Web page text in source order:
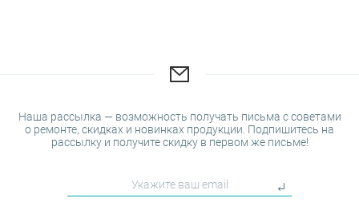
Наша рассылка — возможность получать письма с советами
о ремонте, скидках и новинках продукции. Подпишитесь на
рассылку и получите скидку в первом же письме!